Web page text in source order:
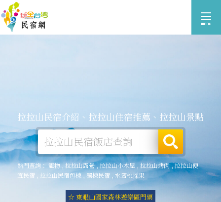
拉拉山民宿介紹、拉拉山住宿推薦、拉拉山景點
熱門查詢： 寵物,拉拉山露營,拉拉山小木屋,拉拉山烤肉,拉拉山便
宜民宿
拉拉山民宿包棟,獨棟民宿 水蜜桃採果
☆ 東眼山國家森林遊樂區門票